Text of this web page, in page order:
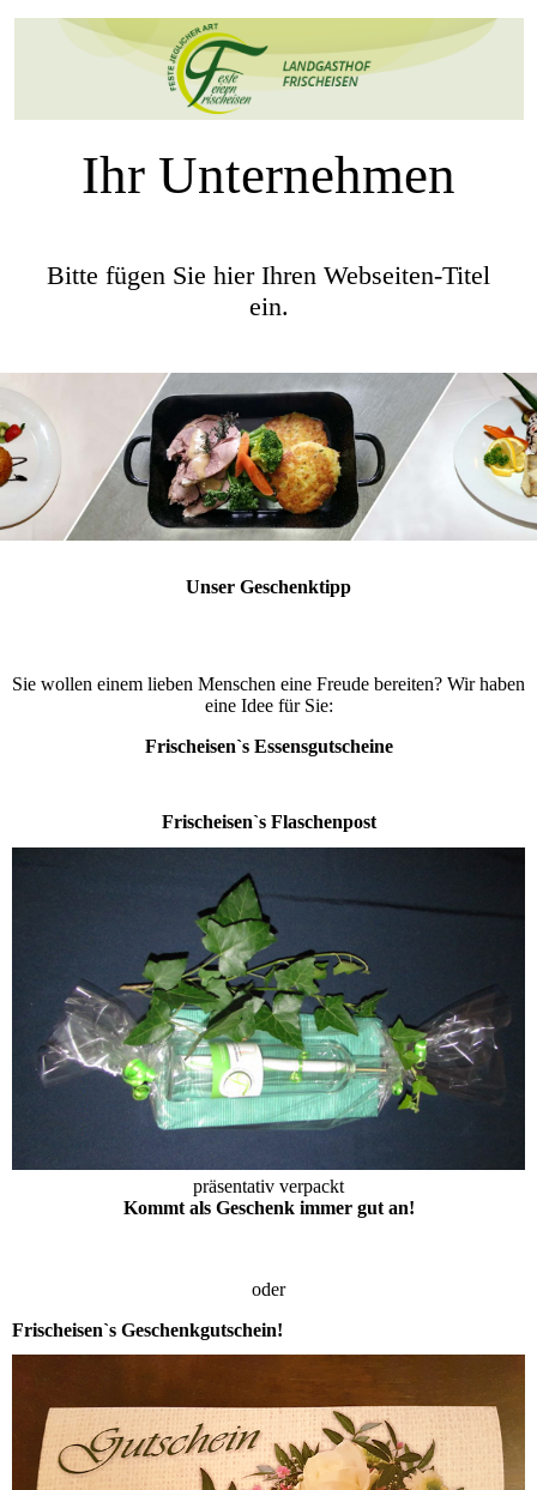
Ihr Unternehmen
Bitte fügen Sie hier Ihren Webseiten-Titel
ein.
Unser Geschenktipp
Sie wollen einem lieben Menschen eine Freude bereiten? Wir haben
eine Idee für Sie:
Frischeisen`s Essensgutscheine
Frischeisen`s Flaschenpost
präsentativ verpackt
Kommt als Geschenk immer gut an!
oder
Frischeisen`s Geschenkgutschein!